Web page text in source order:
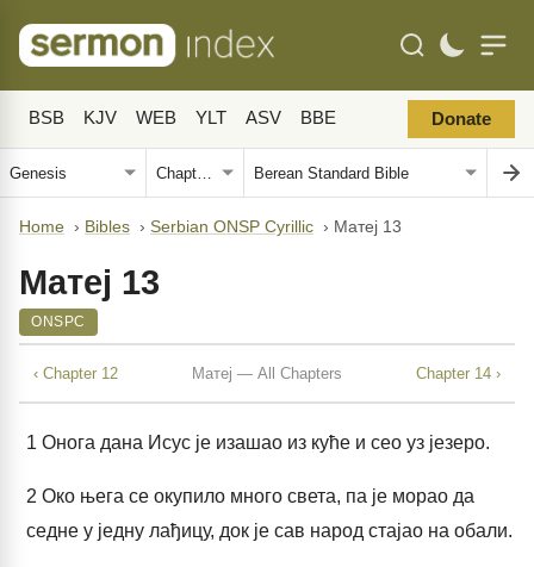
BSB KJV WEB YLT ASV BBE Donate
Home › Bibles › Serbian ONSP Cyrillic › Матеј 13
Матеј 13
ONSPC
‹ Chapter 12 Матеј — All Chapters Chapter 14 ›
1 Онога дана Исус је изашао из куће и сео уз језеро.
2 Око њега се окупило много света, па је морао да
седне у једну лађицу, док је сав народ стајао на обали.